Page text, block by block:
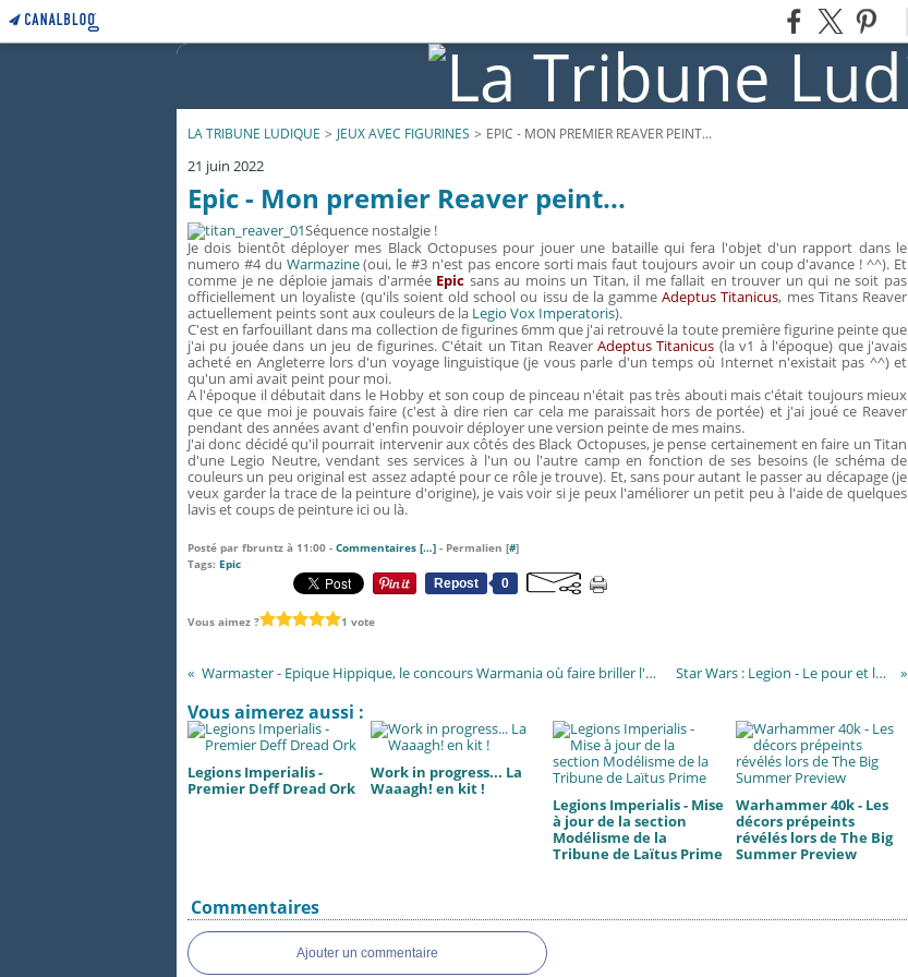
LA TRIBUNE LUDIQUE > JEUX AVEC FIGURINES > EPIC - MON PREMIER REAVER PEINT...
21 juin 2022
Epic - Mon premier Reaver peint...
Séquence nostalgie !
Je dois bientôt déployer mes Black Octopuses pour jouer une bataille qui fera l'objet d'un rapport dans le
numero #4 du Warmazine(oui, le #3 n'est pas encore sorti mais faut toujours avoir un coup d'avance ! ^^). Et
comme je ne déploie jamais d'armée Epic sans au moins un Titan, il me fallait en trouver un qui ne soit pas
officiellement un loyaliste (qu'ils soient old school ou issu de la gammeAdeptus Titanicus, mes Titans Reaver
actuellement peints sont aux couleurs de la Legio Vox Imperatoris).
C'est en farfouillant dans ma collection de figurines 6mm que j'ai retrouvé la toute première figurine peinte que
j'ai pu jouée dans un jeu de figurines. C'était un Titan ReaverAdeptus Titanicus (la v1 à l'époque) que j'avais
acheté en Angleterre lors d'un voyage linguistique (je vous parle d'un temps où Internet n'existait pas ^^) et
qu'un ami avait peint pour moi.
A l'époque il débutait dans le Hobby et son coup de pinceau n'était pas très abouti mais c'était toujours mieux
que ce que moi je pouvais faire (c'est à dire rien car cela me paraissait hors de portée) et j'ai joué ce Reaver
pendant des années avant d'enfin pouvoir déployer une version peinte de mes mains.
J'ai donc décidé qu'il pourrait intervenir aux côtés des Black Octopuses, je pense certainement en faire un Titan
d'une Legio Neutre, vendant ses services à l'un ou l'autre camp en fonction de ses besoins (le schéma de
couleurs un peu original est assez adapté pour ce rôle je trouve). Et, sans pour autant le passer au décapage (je
veux garder la trace de la peinture d'origine), je vais voir si je peux l'améliorer un petit peu à l'aide de quelques
lavis et coups de peinture ici ou là.
Posté par fbruntz à 11:00 - Commentaires […] - Permalien [#]
Tags: Epic
Repost
0
Vous aimez ? 1 vote
Warmaster - Epique Hippique, le concours Warmania où faire briller l'échelle 10mm Star Wars : Legion - Le pour et le contre
Vous aimerez aussi :
Legions Imperialis -
Premier Deff Dread Ork
Work in progress... La
Waaagh! en kit !
Legions Imperialis - Mise
à jour de la section
Modélisme de la
Tribune de Laïtus Prime
Warhammer 40k - Les
décors prépeints
révélés lors de The Big
Summer Preview
Commentaires
Ajouter un commentaire